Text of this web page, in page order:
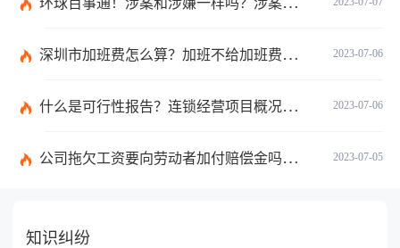
环球百事通！涉案和涉嫌一样吗？涉案金额多少可以立案？
2023-07-06
深圳市加班费怎么算？加班不给加班费应该怎么办？
2023-07-06
什么是可行性报告？连锁经营项目概况都有哪些内容？ 环球观察
2023-07-05
公司拖欠工资要向劳动者加付赔偿金吗？拖欠工资仲裁时效期间是如何规定的？
知识纠纷